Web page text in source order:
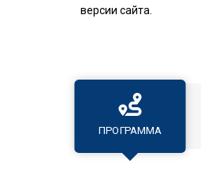
версии сайта.
ПРОГРАММА